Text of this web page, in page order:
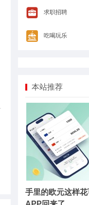
求职招聘
吃喝玩乐
本站推荐
手里的欧元这样